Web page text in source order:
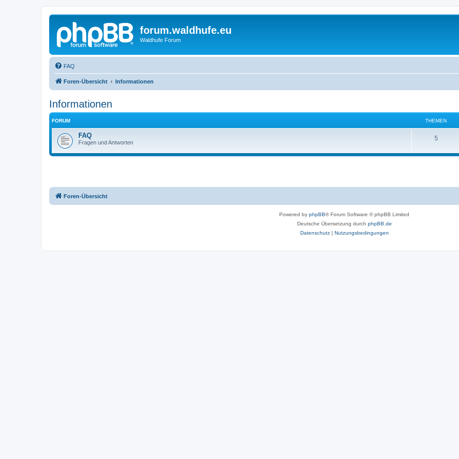
forum.waldhufe.eu
Waldhufe Forum
FAQ
Foren-Übersicht Informationen
Informationen
FORUM THEMEN
FAQ
Fragen und Antworten
5T
n
Foren-Übersicht
Powered by phpBB® Forum Software © phpBB Limited
Deutsche Übersetzung durch phpBB.de
Datenschutz| Nutzungsbedingungen